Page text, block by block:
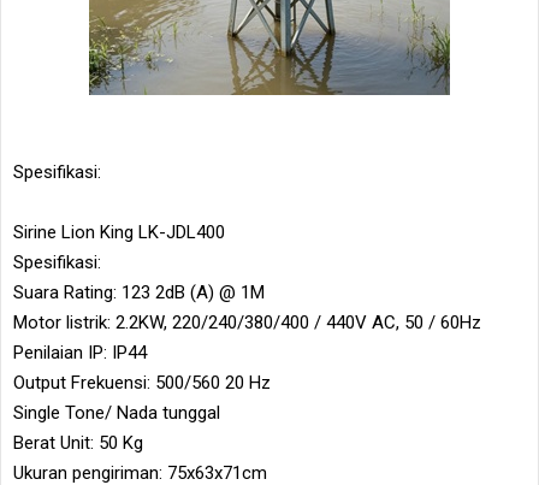
Spesifikasi:
Sirine Lion King LK-JDL400
Spesifikasi:
Suara Rating: 123 2dB (A) @ 1M
Motor listrik: 2.2KW, 220/240/380/400 / 440V AC, 50 / 60Hz
Penilaian IP: IP44
Output Frekuensi: 500/560 20 Hz
Single Tone/ Nada tunggal
Berat Unit: 50 Kg
Ukuran pengiriman: 75x63x71cm